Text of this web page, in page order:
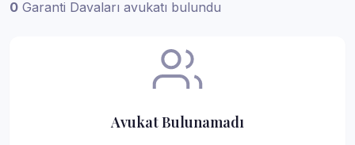
0 Garanti Davaları avukatı bulundu
Avukat Bulunamadı